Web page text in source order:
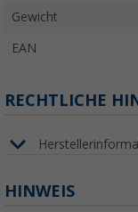
Gewicht
EAN
RECHTLICHE
HINWEIS